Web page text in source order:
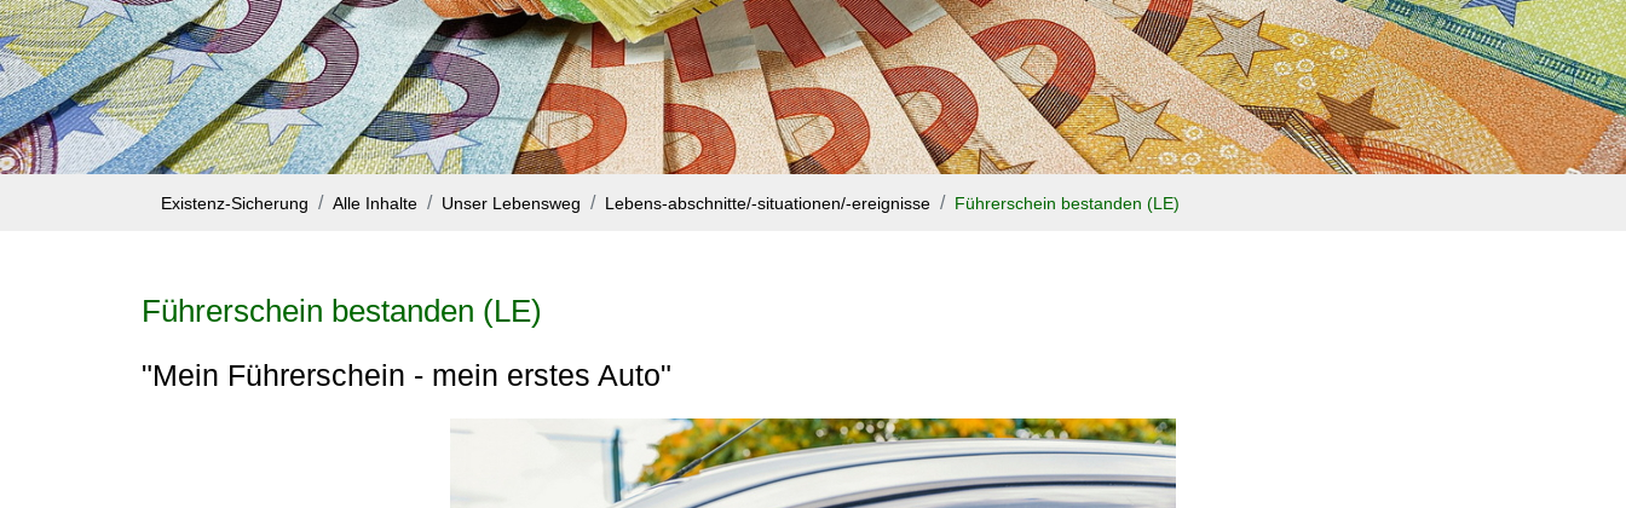
Existenz-Sicherung Alle Inhalte Unser Lebensweg Lebens-abschnitte/-situationen/-ereignisse Führerschein bestanden (LE)
Führerschein bestanden (LE)
"Mein Führerschein - mein erstes Auto"